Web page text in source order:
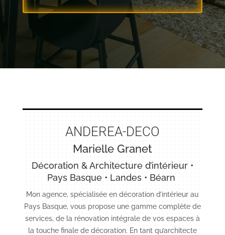
ANDEREA-DECO
Marielle Granet
Décoration & Architecture d’intérieur •
Pays Basque • Landes • Béarn
Mon agence, spécialisée en décoration d’intérieur au
Pays Basque, vous propose une gamme complète de
services, de la rénovation intégrale de vos espaces à
la touche finale de décoration. En tant qu’architecte